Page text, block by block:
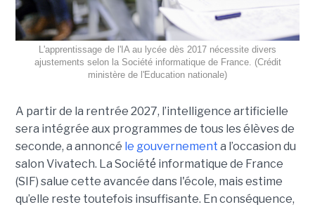
L'apprentissage de l'IA au lycée dès 2017 nécessite divers
ajustements selon la Société informatique de France. (Crédit
ministère de l'Education nationale)
A partir de la rentrée 2027, l’intelligence artificielle
sera intégrée aux programmes de tous les élèves de
seconde, a annoncé le gouvernement a l’occasion du
salon Vivatech. La Société́ informatique de France
(SIF) salue cette avancée dans l'école, mais estime
qu’elle reste toutefois insuffisante. En conséquence,